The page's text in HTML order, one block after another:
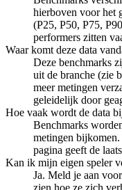
hierboven voor het
(P25, P50, P75,
performers zitten
Waar komt deze data
Deze benchmarks
uit de branche (zie
meer metingen
geleidelijk door
Hoe vaak wordt de data
Benchmarks
metingen
pagina geeft de
Kan ik mijn eigen speler
Ja. Meld je aan
zien hoe ze zich